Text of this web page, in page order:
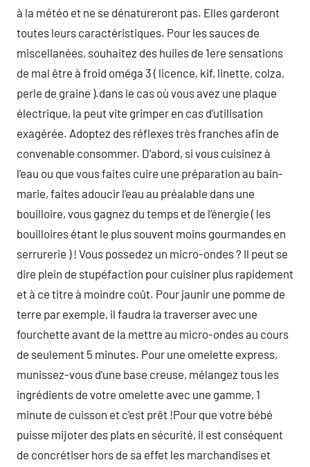
à la météo et ne se dénatureront pas. Elles garderont
toutes leurs caractéristiques. Pour les sauces de
miscellanées, souhaitez des huiles de 1ere sensations
de mal être à froid oméga 3 ( licence, kif, linette, colza,
perle de graine ).dans le cas où vous avez une plaque
électrique, la peut vite grimper en cas d’utilisation
exagérée. Adoptez des réflexes très franches afin de
convenable consommer. D’abord, si vous cuisinez à
l’eau ou que vous faites cuire une préparation au bain-
marie, faites adoucir l’eau au préalable dans une
bouilloire, vous gagnez du temps et de l’énergie ( les
bouilloires étant le plus souvent moins gourmandes en
serrurerie ) ! Vous possedez un micro-ondes ? Il peut se
dire plein de stupéfaction pour cuisiner plus rapidement
et à ce titre à moindre coût. Pour jaunir une pomme de
terre par exemple, il faudra la traverser avec une
fourchette avant de la mettre au micro-ondes au cours
de seulement 5 minutes. Pour une omelette express,
munissez-vous d’une base creuse, mélangez tous les
ingrédients de votre omelette avec une gamme, 1
minute de cuisson et c’est prêt !Pour que votre bébé
puisse mijoter des plats en sécurité, il est conséquent
de concrétiser hors de sa effet les marchandises et